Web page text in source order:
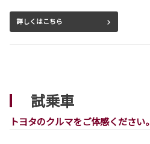
詳しくはこちら
シエンタが一部改良となりました。
シエンタは茨城トヨタから。
詳しくはこちら
試乗車
トヨタのクルマをご体感ください。